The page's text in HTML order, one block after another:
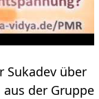
Sukadev über
aus der Gruppe